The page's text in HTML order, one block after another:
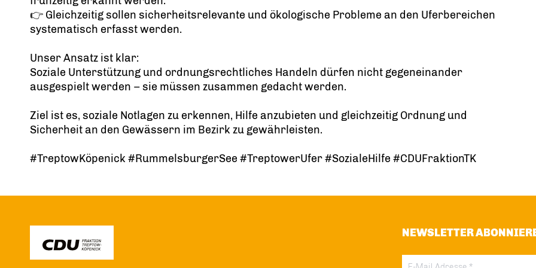
👉 Gleichzeitig sollen sicherheitsrelevante und ökologische Probleme an den Uferbereichen
systematisch erfasst werden.
Unser Ansatz ist klar:
Soziale Unterstützung und ordnungsrechtliches Handeln dürfen nicht gegeneinander
ausgespielt werden – sie müssen zusammen gedacht werden.
Ziel ist es, soziale Notlagen zu erkennen, Hilfe anzubieten und gleichzeitig Ordnung und
Sicherheit an den Gewässern im Bezirk zu gewährleisten.
#TreptowKöpenick #RummelsburgerSee #TreptowerUfer #SozialeHilfe #CDUFraktionTK
NEWSLETTER